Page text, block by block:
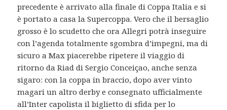
precedente è arrivato alla finale di Coppa Italia e si
è portato a casa la Supercoppa. Vero che il bersaglio
grosso è lo scudetto che ora Allegri potrà inseguire
con l’agenda totalmente sgombra d’impegni, ma di
sicuro a Max piacerebbe ripetere il viaggio di
ritorno da Riad di Sergio Conceiçao, anche senza
sigaro: con la coppa in braccio, dopo aver vinto
magari un altro derby e consegnato ufficialmente
all’Inter capolista il biglietto di sfida per lo